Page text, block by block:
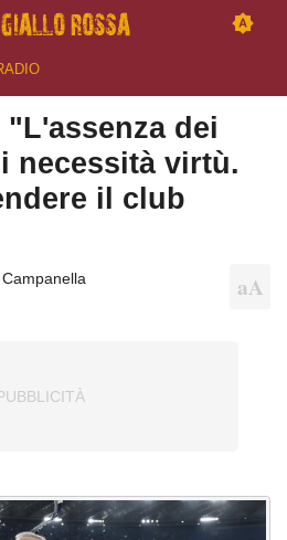
dei
necessità virtù.
il club